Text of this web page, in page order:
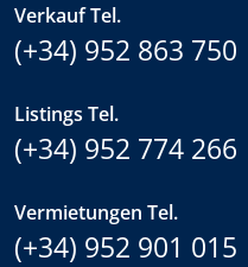
Verkauf Tel.
(+34) 952 863 750
Listings Tel.
(+34) 952 774 266
Vermietungen Tel.
(+34) 952 901 015